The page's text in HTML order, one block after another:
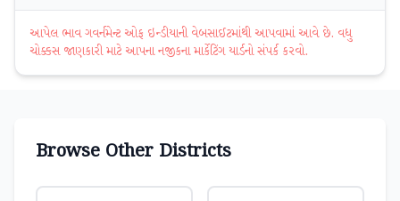
આપેલ ભાવ ગવર્નમેન્ટ ઓફ ઇન્ડીયાની વેબસાઈટમાંથી આપવામાં આવે છે. વધુ
ચોક્કસ જાણકારી માટે આપના નજીકના માર્કેટિંગ યાર્ડનો સંપર્ક કરવો.
Browse Other Districts